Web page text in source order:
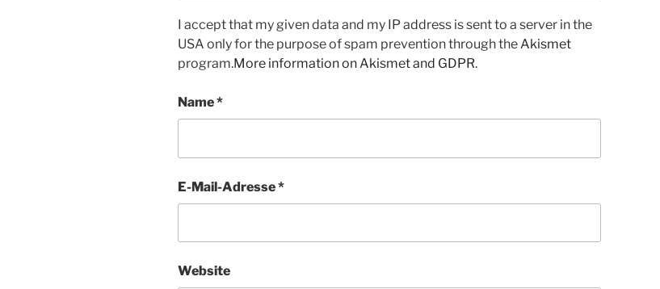
I accept that my given data and my IP address is sent to a server in the
USA only for the purpose of spam prevention through theAkismet
program.More information on Akismet and GDPR.
Name*
E-Mail-Adresse*
Website